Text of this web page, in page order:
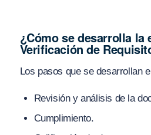
¿Cómo se desarrolla la
Verificación de
Los pasos que se desarrollan
Revisión y análisis de la
Cumplimiento.